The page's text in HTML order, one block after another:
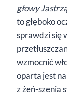
głowy
to głęboko
sprawdzi się
wzmocnić
oparta jest
z żeń-szenia